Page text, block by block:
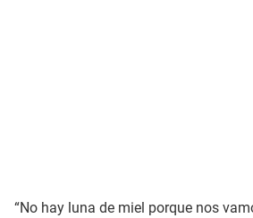
“No hay luna de miel porque nos